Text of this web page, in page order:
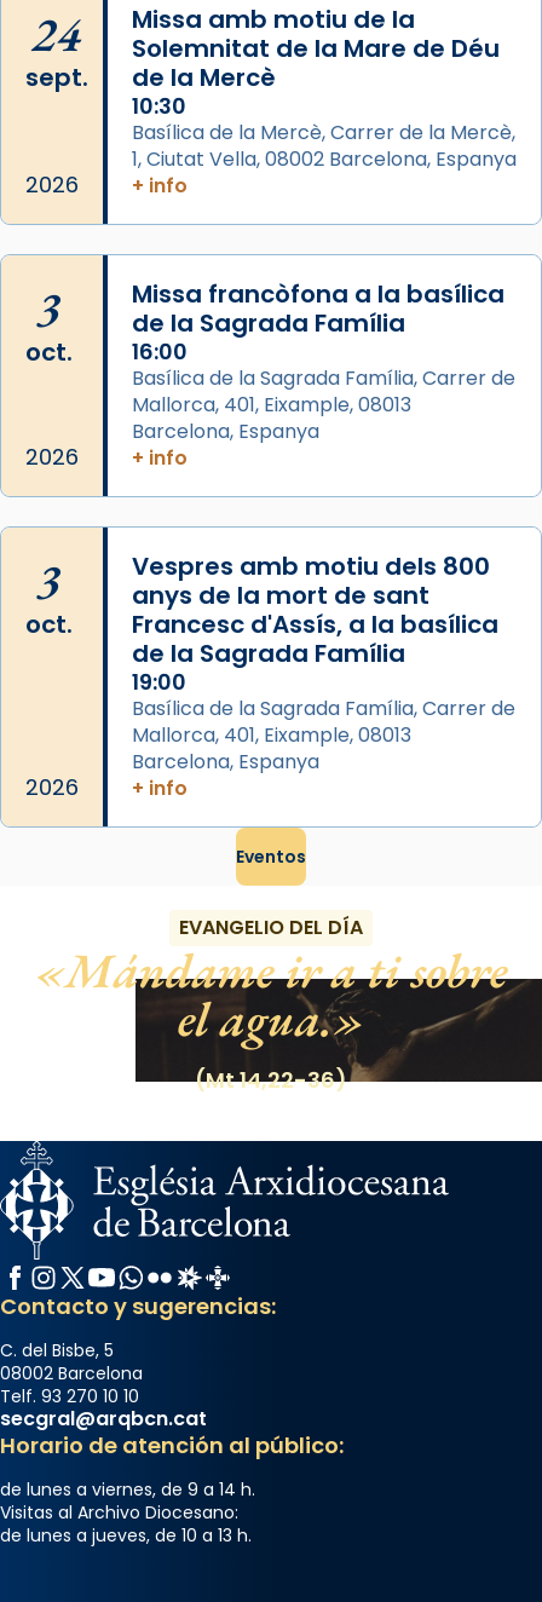
Arquebisbat de Barcelona
2 weeks ago
Memòria de les santes Juliana i
Semproniana, verges i màrtirs.
Acompanyant la història de sant Cugat, a
partir de l’Edat Mitjana sorgeix la tradició
que les santes Juliana (“relatiu a Júlia”) i
Semproniana (“relatiu a Semprònia =
eterna”) són deixebles seves. I l’any 1667, el
frare Joan Gaspar Roig, afirma en una obra
que les santes són filles de l’antiga Iluro.
Mataró en reivindicarà les relíq
Foto
24
sept.
2026
Missa amb motiu de la
Solemnitat de la Mare de Déu
de la Mercè
10:30
Basílica de la Mercè, Carrer de la Mercè,
1, Ciutat Vella, 08002 Barcelona, Espanya
+ info
3
oct.
2026
Missa francòfona a la basílica
de la Sagrada Família
16:00
Basílica de la Sagrada Família, Carrer de
Mallorca, 401, Eixample, 08013
Barcelona, Espanya
+ info
3
oct.
2026
Vespres amb motiu dels 800
anys de la mort de sant
Francesc d'Assís, a la basílica
de la Sagrada Família
19:00
Basílica de la Sagrada Família, Carrer de
Mallorca, 401, Eixample, 08013
Barcelona, Espanya
+ info
Eventos
EVANGELIO DEL DÍA
Mándame ir a ti sobre
el agua.
(Mt 14,22-36)
Facebook
Instagram
X / Twitter
YouTube
WhatsApp
FlickrRadio Estel
Catalunya Cristiana
Contacto y sugerencias:
C. del Bisbe, 5
08002 Barcelona
Telf. 93 270 10 10
secgral@arqbcn.cat
Horario de atención al público:
de lunes a viernes, de 9 a 14 h.
Visitas al Archivo Diocesano:
de lunes a jueves, de 10 a 13 h.